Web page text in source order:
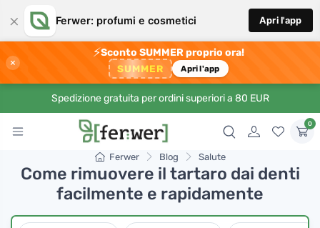
× Ferwer: profumi e cosmetici Apri l'app
×
⚡Sconto SUMMER proprio ora!
SUMMER Apri l'app
Spedizione gratuita per ordini superiori a 80 EUR
0
Ferwer Blog Salute
Come rimuovere il tartaro dai denti
facilmente e rapidamente